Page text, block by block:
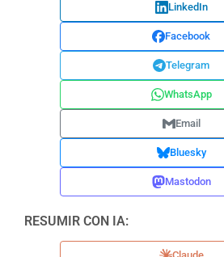
LinkedIn
Facebook
Telegram
WhatsApp
Email
Bluesky
Mastodon
RESUMIR CON IA: